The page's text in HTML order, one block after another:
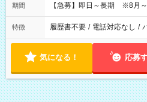
期間 【急募】即日～長期 ※8月～
特徴 履歴書不要 / 電話対応なし /
気になる！ 応募